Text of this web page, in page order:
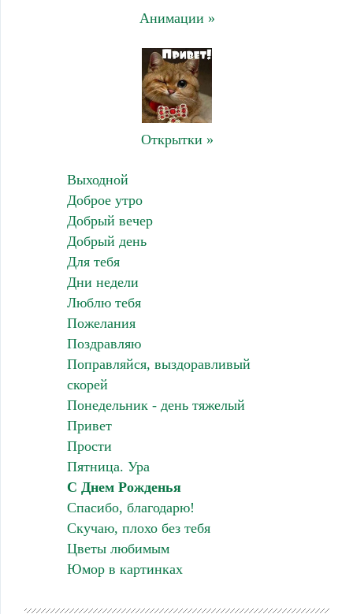
Анимации »
Открытки »
Выходной
Доброе утро
Добрый вечер
Добрый день
Для тебя
Дни недели
Люблю тебя
Пожелания
Поздравляю
Поправляйся, выздоравливый
скорей
Понедельник - день тяжелый
Привет
Прости
Пятница. Ура
С Днем Рожденья
Спасибо, благодарю!
Скучаю, плохо без тебя
Цветы любимым
Юмор в картинках